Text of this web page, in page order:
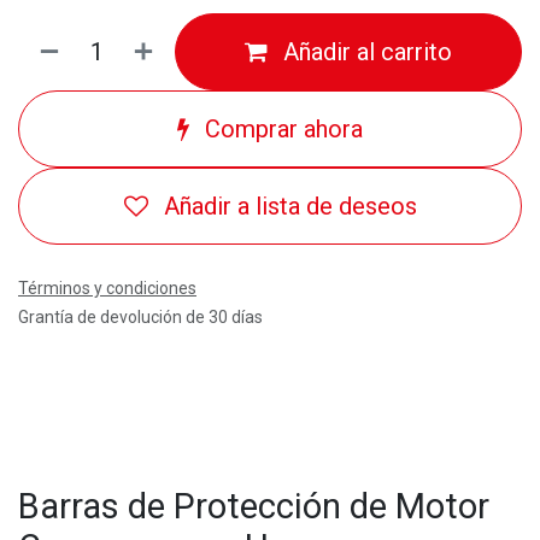
Añadir al carrito
Comprar ahora
Añadir a lista de deseos
Términos y condiciones
Grantía de devolución de 30 días
Barras de Protección de Motor